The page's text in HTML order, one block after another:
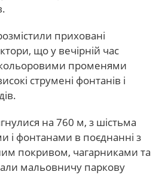
приховані
що у вечірній час
променями
струмені фонтанів і
на 760 м, з шістьма
і фонтанами в поєднанні з
покривом, чагарниками та
мальовничу паркову